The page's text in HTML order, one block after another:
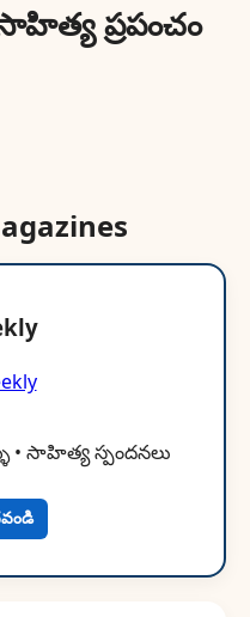
ప్రపంచం
• సాహిత్య స్పందనలు